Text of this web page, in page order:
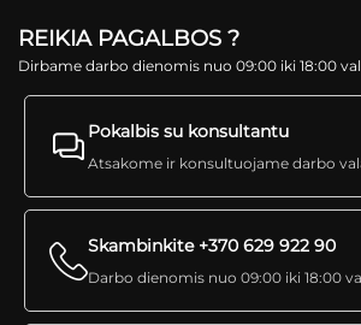
REIKIA PAGALBOS ?
Dirbame darbo dienomis nuo 09:00 iki 18:00
Pokalbis su konsultantu
Atsakome ir konsultuojame darbo
Skambinkite +370 629 922 90
Darbo dienomis nuo 09:00 iki 18:00